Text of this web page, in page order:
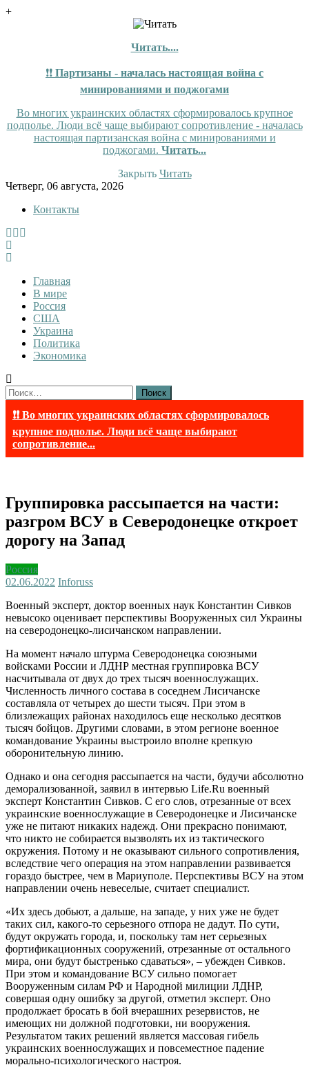
+
Читать....
❗❗ Партизаны - началась настоящая война с
минированиями и поджогами
Во многих украинских областях сформировалось крупное
подполье. Люди всё чаще выбирают сопротивление - началась
настоящая партизанская война с минированиями и
поджогами. Читать...
Закрыть Читать
Skip
content
Четверг, 06 августа, 2026
Контакты
InfoRuss
InfoRuss — Новости
Главная
В мире
Россия
США
Украина
Политика
Экономика
Найти:
❗❗ Во многих украинских областях сформировалось
крупное подполье. Люди всё чаще выбирают
сопротивление...
Группировка рассыпается на части:
разгром ВСУ в Северодонецке откроет
дорогу на Запад
Россия
02.06.2022 Inforuss
Военный эксперт, доктор военных наук Константин Сивков
невысоко оценивает перспективы Вооруженных сил Украины
на северодонецко-лисичанском направлении.
На момент начало штурма Северодонецка союзными
войсками России и ЛДНР местная группировка ВСУ
насчитывала от двух до трех тысяч военнослужащих.
Численность личного состава в соседнем Лисичанске
составляла от четырех до шести тысяч. При этом в
близлежащих районах находилось еще несколько десятков
тысяч бойцов. Другими словами, в этом регионе военное
командование Украины выстроило вполне крепкую
оборонительную линию.
Однако и она сегодня рассыпается на части, будучи абсолютно
деморализованной, заявил в интервью Life.Ru военный
эксперт Константин Сивков. С его слов, отрезанные от всех
украинские военнослужащие в Северодонецке и Лисичанске
уже не питают никаких надежд. Они прекрасно понимают,
что никто не собирается вызволять их из тактического
окружения. Потому и не оказывают сильного сопротивления,
вследствие чего операция на этом направлении развивается
гораздо быстрее, чем в Мариуполе. Перспективы ВСУ на этом
направлении очень невеселые, считает специалист.
«Их здесь добьют, а дальше, на западе, у них уже не будет
таких сил, какого-то серьезного отпора не дадут. По сути,
будут окружать города, и, поскольку там нет серьезных
фортификационных сооружений, отрезанные от остального
мира, они будут быстренько сдаваться», – убежден Сивков.
При этом и командование ВСУ сильно помогает
Вооруженным силам РФ и Народной милиции ЛДНР,
совершая одну ошибку за другой, отметил эксперт. Оно
продолжает бросать в бой вчерашних резервистов, не
имеющих ни должной подготовки, ни вооружения.
Результатом таких решений является массовая гибель
украинских военнослужащих и повсеместное падение
морально-психологического настроя.